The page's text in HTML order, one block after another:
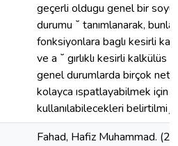
geçerli oldugu genel bir soyut
durumu ˘ tanımlanarak,
fonksiyonlara baglı kesirli
ve a ˘ gırlıklı kesirli kalkülüs
genel durumlarda birçok
kolayca ıspatlayabilmek için
kullanılabilecekleri
Fahad, Hafiz Muhammad.